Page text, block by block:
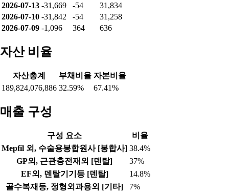
2026-07-13 -31,669 -54
31,834
2026-07-10 -31,842 -54
31,258
2026-07-09 -1,096 364 636
자산 비율
자산총계 부채비율 자본비율
189,824,076,886 32.59% 67.41%
매출 구성
구성 요소
비율
Mepfil 외, 수술용봉합원사 [봉합사] 38.4%
GP외, 근관충전재외 [덴탈]
37%
EF외, 덴탈기기등 [덴탈]
14.8%
골수복재등, 정형외과용외 [기타]
7%